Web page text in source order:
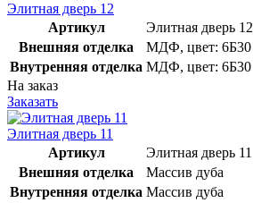
Элитная дверь 12
Артикул
Элитная дверь 12
Внешняя отделка
МДФ, цвет: 6Б30
Внутренняя отделка МДФ, цвет: 6Б30
На заказ
Заказать
Элитная дверь 11
Артикул
Элитная дверь 11
Внешняя отделка
Массив дуба
Внутренняя отделка Массив дуба